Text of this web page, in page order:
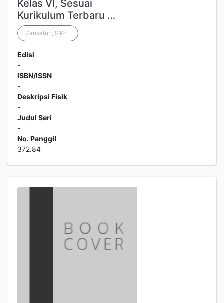
Kelas VI, Sesuai
Kurikulum Terbaru …
Zarikatun, S.Pd.I
Edisi
-
ISBN/ISSN
-
Deskripsi Fisik
-
Judul Seri
-
No. Panggil
372.84